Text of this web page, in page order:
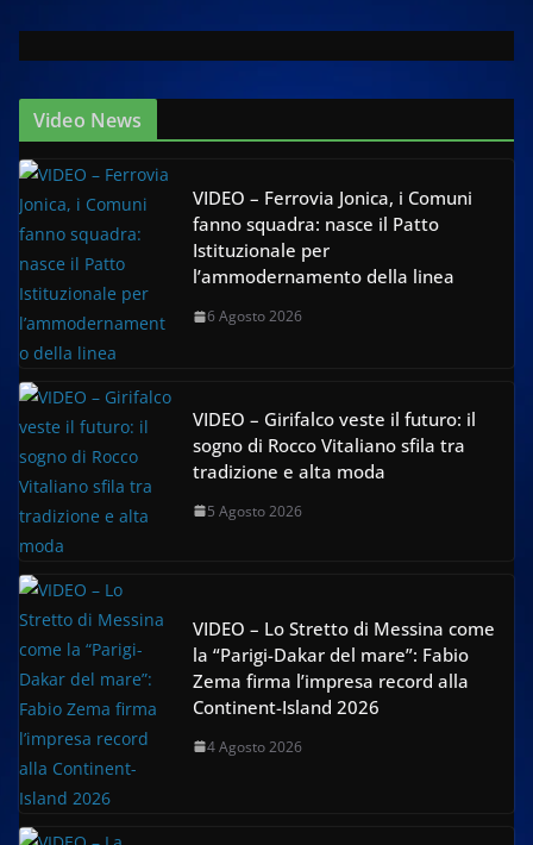
Video News
VIDEO – Ferrovia Jonica, i Comuni
fanno squadra: nasce il Patto
Istituzionale per
l’ammodernamento della linea
6 Agosto 2026
VIDEO – Girifalco veste il futuro: il
sogno di Rocco Vitaliano sfila tra
tradizione e alta moda
5 Agosto 2026
VIDEO – Lo Stretto di Messina come
la “Parigi-Dakar del mare”: Fabio
Zema firma l’impresa record alla
Continent-Island 2026
4 Agosto 2026